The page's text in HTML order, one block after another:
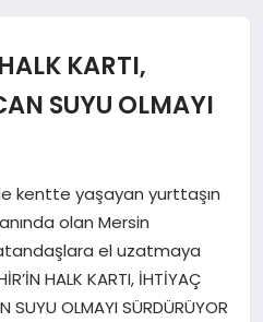
KARTI,
SUYU OLMAYI
kentte yaşayan yurttaşın
olan Mersin
el uzatmaya
HALK KARTI, İHTİYAÇ
SUYU OLMAYI SÜRDÜRÜYOR